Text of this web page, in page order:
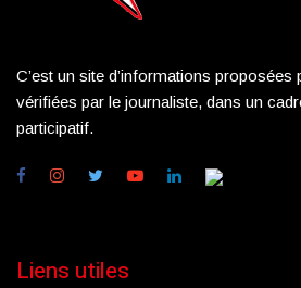
C’est un site d’informations proposées
vérifiées par le journaliste, dans un
participatif.
Liens utiles